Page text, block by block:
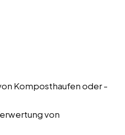
Komposthaufen oder -
von